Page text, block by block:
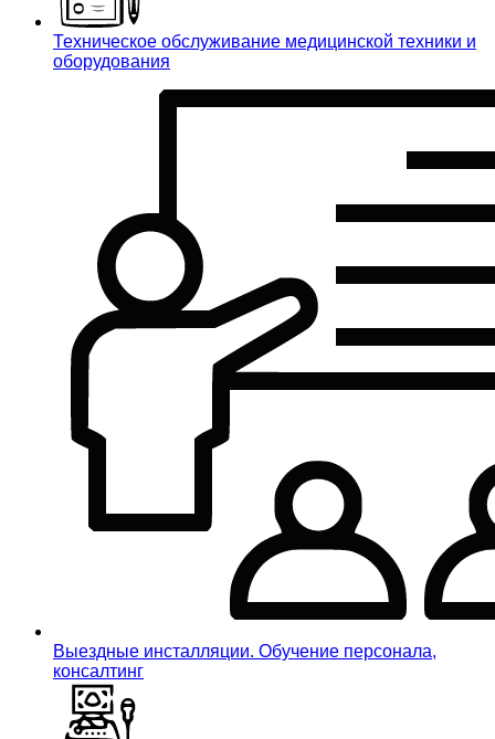
Техническое обслуживание медицинской техники и
оборудования
Выездные инсталляции. Обучение персонала,
консалтинг